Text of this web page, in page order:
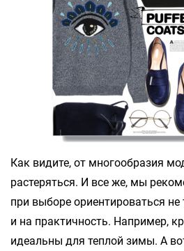
Как видите, от многообразия
растеряться. И все же, мы
при выборе ориентироваться не
и на практичность. Например,
идеальны для теплой зимы. А